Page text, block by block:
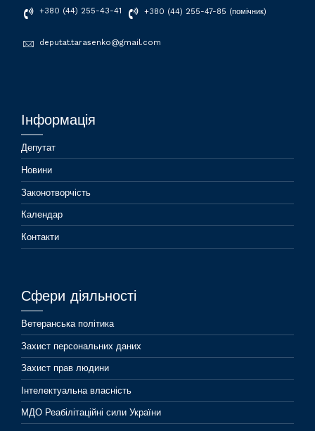
+380 (44) 255-43-41 +380 (44) 255-47-85 (помічник)
deputat.tarasenko@gmail.com
Інформація
Депутат
Новини
Законотворчість
Календар
Контакти
Сфери діяльності
Ветеранська політика
Захист персональних даних
Захист прав людини
Інтелектуальна власність
МДО Реабілітаційні сили України